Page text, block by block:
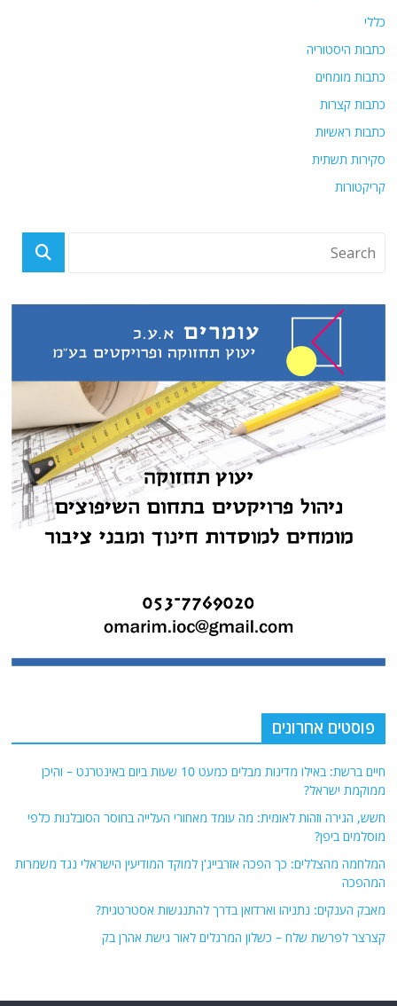
כללי
כתבות היסטוריה
כתבות מומחים
כתבות קצרות
כתבות ראשיות
סקירות תשתית
קריקטורות
פוסטים אחרונים
חיים ברשת: באילו מדינות מבלים כמעט 10 שעות ביום באינטרנט – והיכן
ממוקמת ישראל?
חשש, הגירה וזהות לאומית: מה עומד מאחורי העלייה בחוסר הסובלנות כלפי
מוסלמים ביפן?
המלחמה מהצללים: כך הפכה אזרבייג'ן למוקד המודיעין הישראלי נגד משמרות
המהפכה
מאבק הענקים: נתניהו וארדואן בדרך להתנגשות אסטרטגית?
קצרצר לפרשת שלח – כשלון המרגלים לאור גישת אהרן בק